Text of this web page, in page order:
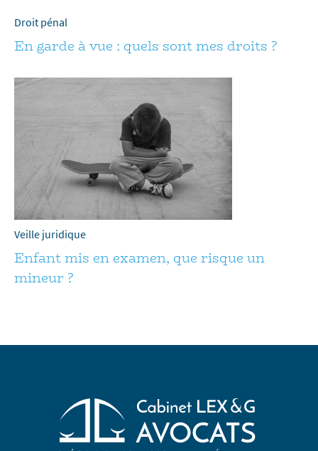
Droit pénal
En garde à vue : quels sont mes droits ?
Veille juridique
Enfant mis en examen, que risque un
mineur ?